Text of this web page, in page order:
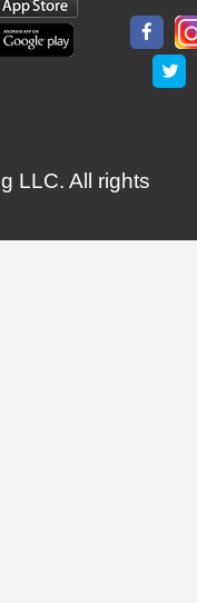
LLC. All rights